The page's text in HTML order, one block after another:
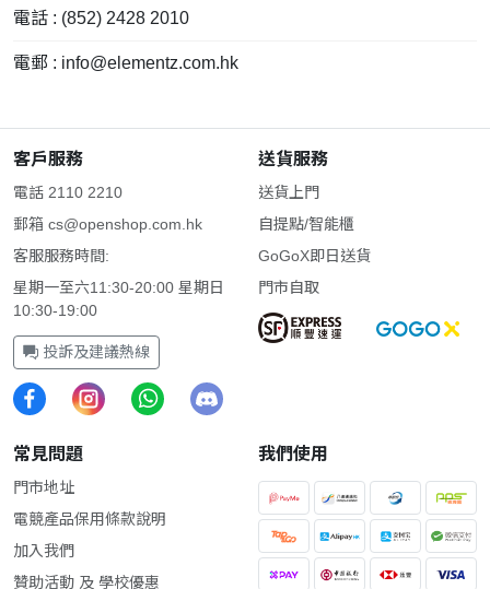
電話 : (852) 2428 2010
電郵 : info@elementz.com.hk
客戶服務
電話 2110 2210
郵箱 cs@openshop.com.hk
客服服務時間:
星期一至六11:30-20:00 星期日
10:30-19:00
投訴及建議熱線
送貨服務
送貨上門
自提點/智能櫃
GoGoX即日送貨
門市自取
常見問題
門市地址
電競產品保用條款說明
加入我們
贊助活動 及 學校優惠
我們使用